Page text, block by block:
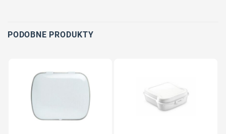
PODOBNE PRODUKTY